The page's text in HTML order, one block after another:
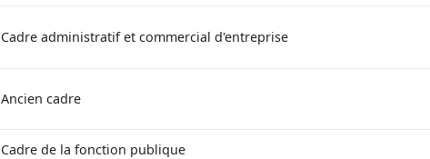
Cadre administratif et commercial d'entreprise
Ancien cadre
Cadre de la fonction publique